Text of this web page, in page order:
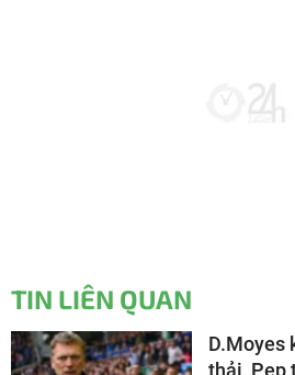
TIN LIÊN QUAN
D.Moyes
thải, Pep